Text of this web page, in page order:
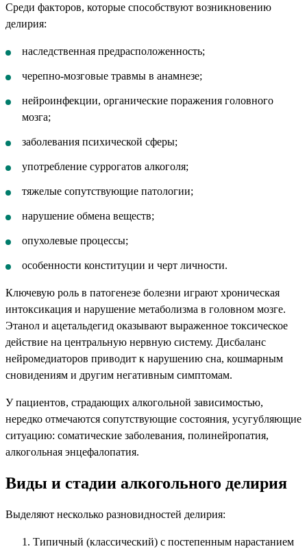
Среди факторов, которые способствуют возникновению
делирия:
наследственная предрасположенность;
черепно-мозговые травмы в анамнезе;
нейроинфекции, органические поражения головного
мозга;
заболевания психической сферы;
употребление суррогатов алкоголя;
тяжелые сопутствующие патологии;
нарушение обмена веществ;
опухолевые процессы;
особенности конституции и черт личности.
Ключевую роль в патогенезе болезни играют хроническая
интоксикация и нарушение метаболизма в головном мозге.
Этанол и ацетальдегид оказывают выраженное токсическое
действие на центральную нервную систему. Дисбаланс
нейромедиаторов приводит к нарушению сна, кошмарным
сновидениям и другим негативным симптомам.
У пациентов, страдающих алкогольной зависимостью,
нередко отмечаются сопутствующие состояния, усугубляющие
ситуацию: соматические заболевания, полинейропатия,
алкогольная энцефалопатия.
Виды и стадии алкогольного делирия
Выделяют несколько разновидностей делирия:
Типичный (классический) с постепенным нарастанием